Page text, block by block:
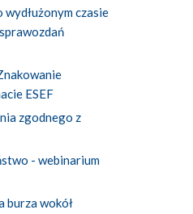
czasie
ESEF
zgodnego z
- webinarium
burza wokół